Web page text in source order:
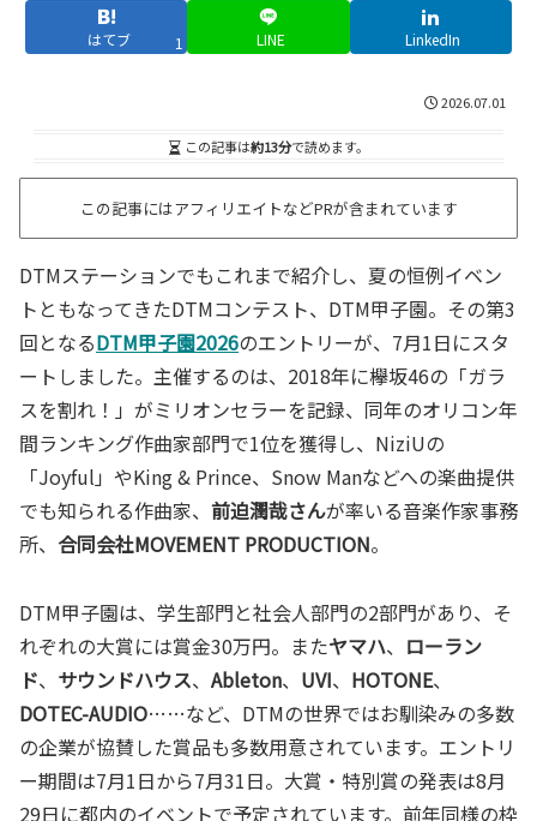
はてブ 1 LINE LinkedIn
2026.07.01
この記事は約13分で読めます。
この記事にはアフィリエイトなどPRが含まれています
DTMステーションでもこれまで紹介し、夏の恒例イベン
トともなってきたDTMコンテスト、DTM甲子園。その第3
回となるDTM甲子園2026のエントリーが、7月1日にスタ
ートしました。主催するのは、2018年に欅坂46の「ガラ
スを割れ！」がミリオンセラーを記録、同年のオリコン年
間ランキング作曲家部門で1位を獲得し、NiziUの
「Joyful」やKing & Prince、Snow Manなどへの楽曲提供
でも知られる作曲家、 前迫潤哉さんが率いる音楽作家事務
所、 合同会社MOVEMENT PRODUCTION。
DTM甲子園は、学生部門と社会人部門の2部門があり、そ
れぞれの大賞には賞金30万円。またヤマハ、 ローラン
ド、 サウンドハウス、 Ableton、 UVI、 HOTONE、
DOTEC-AUDIO……など、DTMの世界ではお馴染みの多数
の企業が協賛した賞品も多数用意されています。エントリ
ー期間は7月1日から7月31日。大賞・特別賞の発表は8月
29日に都内のイベントで予定されています。前年同様の枠